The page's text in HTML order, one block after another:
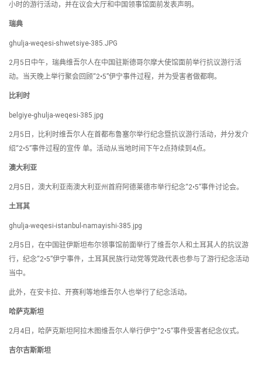
小时的游行活动，并在议会大厅和中国领事馆面前发表声明。
瑞典
ghulja-weqesi-shwetsiye-385.JPG
2月5日中午，瑞典维吾尔人在中国驻斯德哥尔摩大使馆面前举行抗议游行活
动。当天晚上举行聚会回顾“2•5”伊宁事件过程，并为受害者做都啊。
比利时
belgiye-ghulja-weqesi-385.jpg
2月5日，比利时维吾尔人在首都布鲁塞尔举行纪念暨抗议游行活动，并分发介
绍“2•5”事件过程的宣传 单。活动从当地时间下午2点持续到4点。
澳大利亚
2月5日，澳大利亚南澳大利亚州首府阿德莱德市举行纪念“2•5”事件讨论会。
土耳其
ghulja-weqesi-istanbul-namayishi-385.jpg
2月5日，在中国驻伊斯坦布尔领事馆前面举行了维吾尔人和土耳其人的抗议游
行，纪念“2•5”伊宁事件，土耳其民族行动党等党政代表也参与了游行纪念活动
当中。
此外，在安卡拉、开赛利等地维吾尔人也举行了纪念活动。
哈萨克斯坦
2月4日，哈萨克斯坦阿拉木图维吾尔人举行伊宁“2•5”事件受害者纪念仪式。
吉尔吉斯斯坦